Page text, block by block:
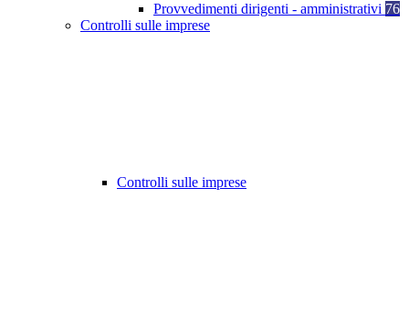
Provvedimenti dirigenti - amministrativi 76
Controlli sulle imprese
Controlli sulle imprese